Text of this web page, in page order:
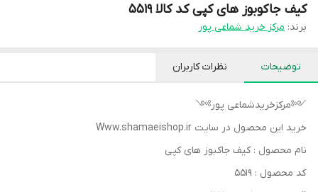
کیف جاکوبوز های کپی کد کالا ۵۵۱۹
برند: مرکز خرید شماعی پور
توضیحات نظرات کاربران
༺مرکزخریدشماعی پور༻
خرید این محصول در سایت Www.shamaeishop.ir
نام محصول : کیف جاکبوز های کپی
کد محصول : ۵۵۱۹